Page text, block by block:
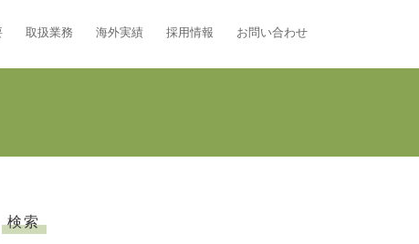
取扱業務 海外実績 採用情報 お問い合わせ
検索